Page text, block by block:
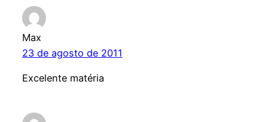
Max
23 de agosto de 2011
Excelente matéria